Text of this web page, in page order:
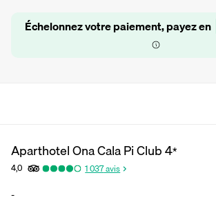
Échelonnez votre paiement, payez en
Aparthotel Ona Cala Pi Club4*
4,0 1 037avis
-